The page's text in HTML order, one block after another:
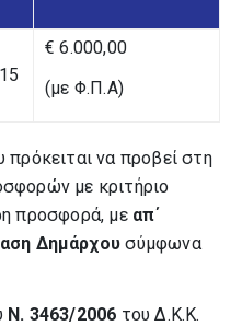
€ 6.000,00
(με Φ.Π.Α)
να προβεί στη
με κριτήριο
προσφορά, με απ΄
Δημάρχουσύμφωνα
Ν. 3463/2006 του Δ.Κ.Κ.